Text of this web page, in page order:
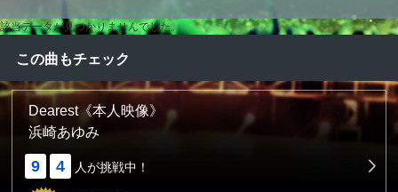
該当データが見つかりませんでした。
この曲もチェック
Dearest《本人映像》
浜崎あゆみ
9 4 人が挑戦中！